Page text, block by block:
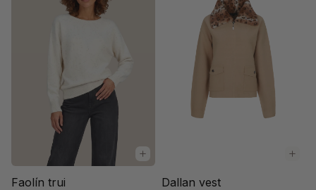
Faolín trui Dallan vest